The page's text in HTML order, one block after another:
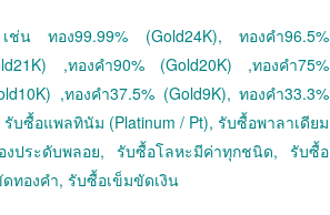
น ทอง99.99% (Gold24K), ทองคำ96.5%
,ทองคำ90% (Gold20K) ,ทองคำ75%
,ทองคำ37.5% (Gold9K), ทองคำ33.3%
บซื้อแพลทินัม (Platinum / Pt), รับซื้อพาลาเดียม
งประดับพลอย, รับซื้อโลหะมีค่าทุกชนิด, รับซื้อ
ทองคำ, รับซื้อเข็มขัดเงิน